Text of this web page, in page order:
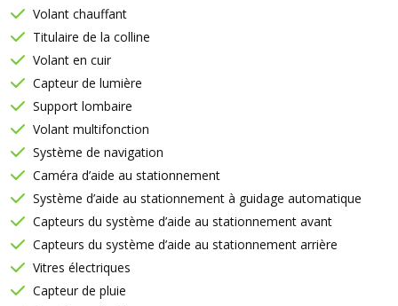
Volant chauffant
Titulaire de la colline
Volant en cuir
Capteur de lumière
Support lombaire
Volant multifonction
Système de navigation
Caméra d’aide au stationnement
Système d’aide au stationnement à guidage automatique
Capteurs du système d’aide au stationnement avant
Capteurs du système d’aide au stationnement arrière
Vitres électriques
Capteur de pluie